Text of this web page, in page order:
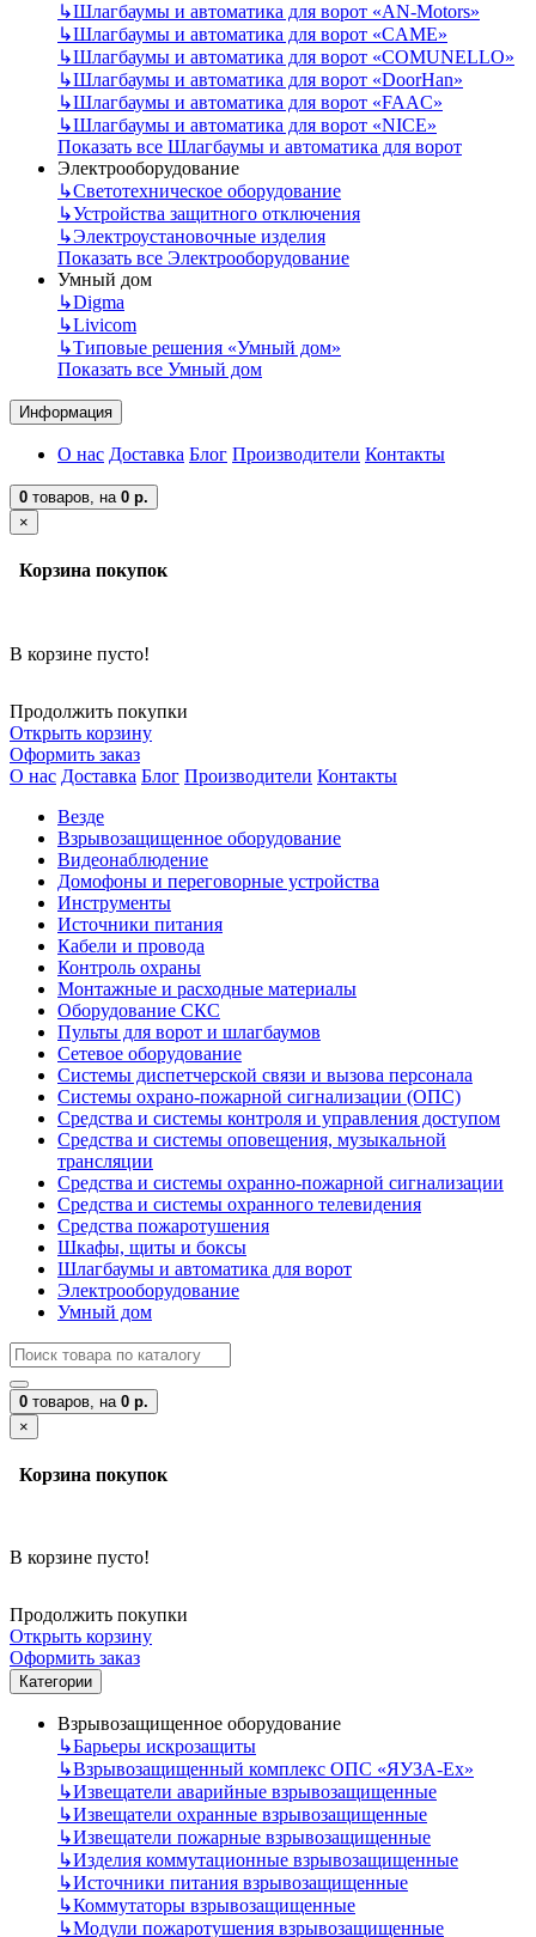
↳Шлагбаумы и автоматика для ворот «AN-Motors»
↳Шлагбаумы и автоматика для ворот «CAME»
↳Шлагбаумы и автоматика для ворот «COMUNELLO»
↳Шлагбаумы и автоматика для ворот «DoorHan»
↳Шлагбаумы и автоматика для ворот «FAAC»
↳Шлагбаумы и автоматика для ворот «NICE»
Показать все Шлагбаумы и автоматика для ворот
Электрооборудование
↳Светотехническое оборудование
↳Устройства защитного отключения
↳Электроустановочные изделия
Показать все Электрооборудование
Умный дом
↳Digma
↳Livicom
↳Типовые решения «Умный дом»
Показать все Умный дом
Информация
О нас Доставка Блог Производители Контакты
0 товаров, на 0 р.
×
Корзина покупок
В корзине пусто!
Продолжить покупки
Открыть корзину
Оформить заказ
О нас Доставка Блог Производители Контакты
Везде
Взрывозащищенное оборудование
Видеонаблюдение
Домофоны и переговорные устройства
Инструменты
Источники питания
Кабели и провода
Контроль охраны
Монтажные и расходные материалы
Оборудование СКС
Пульты для ворот и шлагбаумов
Сетевое оборудование
Системы диспетчерской связи и вызова персонала
Системы охрано-пожарной сигнализации (ОПС)
Средства и системы контроля и управления доступом
Средства и системы оповещения, музыкальной
трансляции
Средства и системы охранно-пожарной сигнализации
Средства и системы охранного телевидения
Средства пожаротушения
Шкафы, щиты и боксы
Шлагбаумы и автоматика для ворот
Электрооборудование
Умный дом
0 товаров, на 0 р.
×
Корзина покупок
В корзине пусто!
Продолжить покупки
Открыть корзину
Оформить заказ
Категории
Взрывозащищенное оборудование
↳Барьеры искрозащиты
↳Взрывозащищенный комплекс ОПС «ЯУЗА-Ех»
↳Извещатели аварийные взрывозащищенные
↳Извещатели охранные взрывозащищенные
↳Извещатели пожарные взрывозащищенные
↳Изделия коммутационные взрывозащищенные
↳Источники питания взрывозащищенные
↳Коммутаторы взрывозащищенные
↳Модули пожаротушения взрывозащищенные